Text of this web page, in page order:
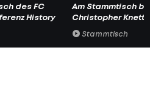
des FC
History
Am Stammtisch
Christopher Knett
Stammtisch